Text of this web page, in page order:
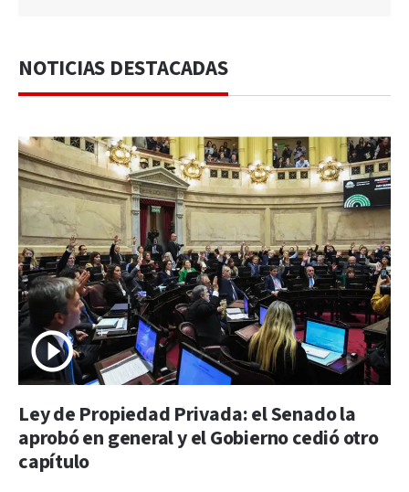
NOTICIAS DESTACADAS
Ley de Propiedad Privada: el Senado la
aprobó en general y el Gobierno cedió otro
capítulo